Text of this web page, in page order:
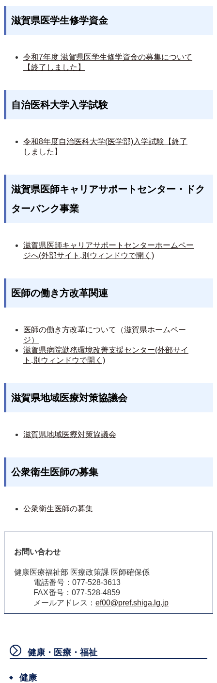
滋賀県医学生修学資金
令和7年度 滋賀県医学生修学資金の募集について
【終了しました】
自治医科大学入学試験
令和8年度自治医科大学(医学部)入学試験【終了
しました】
滋賀県医師キャリアサポートセンター・ドク
ターバンク事業
滋賀県医師キャリアサポートセンターホームペー
ジへ(外部サイト,別ウィンドウで開く)
医師の働き方改革関連
医師の働き方改革について（滋賀県ホームペー
ジ）
滋賀県病院勤務環境改善支援センター(外部サイ
ト,別ウィンドウで開く)
滋賀県地域医療対策協議会
滋賀県地域医療対策協議会
公衆衛生医師の募集
公衆衛生医師の募集
お問い合わせ
健康医療福祉部 医療政策課 医師確保係
電話番号：077-528-3613
FAX番号：077-528-4859
メールアドレス： ef00@pref.shiga.lg.jp
健康・医療・福祉
健康